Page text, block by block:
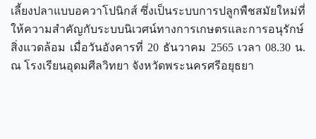
เลี้ยงปลาแบบอควาโปนิกส์ ซึ่งเป็นระบบการปลูกพืชสมัยใหม่ที่
ให้ความสำคัญกับระบบนิเวศน์ทางการเกษตรและการอนุรักษ์
สิ่งแวดล้อม เมื่อวันอังคารที่ 20 ธันวาคม 2565 เวลา 08.30 น.
ณ โรงเรียนอุดมศีลวิทยา จังหวัดพระนครศรีอยุธยา